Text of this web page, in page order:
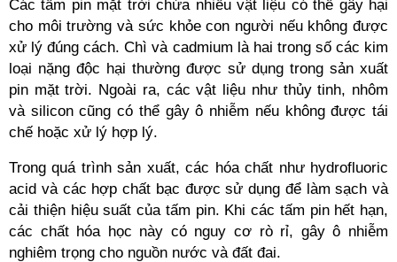
Các tấm pin mặt trời chứa nhiều vật liệu có thể gây hại
cho môi trường và sức khỏe con người nếu không được
xử lý đúng cách. Chì và cadmium là hai trong số các kim
loại nặng độc hại thường được sử dụng trong sản xuất
pin mặt trời. Ngoài ra, các vật liệu như thủy tinh, nhôm
và silicon cũng có thể gây ô nhiễm nếu không được tái
chế hoặc xử lý hợp lý.
Trong quá trình sản xuất, các hóa chất như hydrofluoric
acid và các hợp chất bạc được sử dụng để làm sạch và
cải thiện hiệu suất của tấm pin. Khi các tấm pin hết hạn,
các chất hóa học này có nguy cơ rò rỉ, gây ô nhiễm
nghiêm trọng cho nguồn nước và đất đai.